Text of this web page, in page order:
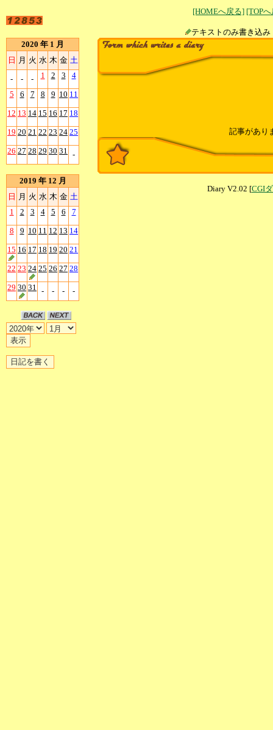
[HOMEへ戻る] [TOP
テキストのみ書
2020 年 1 月
日 月 火 水 木 金 土
- - - 1 2 3 4
5 6 7 8 9 10 11
12 13 14 15 16 17 18
19 20 21 22 23 24 25
26 27 28 29 30 31 -
2019 年 12 月
日 月 火 水 木 金 土
1
2 3 4 5 6 7
8 9 10 11 12 13 14
15 16 17 18 19 20 21
22 23 24 25 26 27 28
29 30 31 - - - -
記事があり
Diary V2.02 [CGI